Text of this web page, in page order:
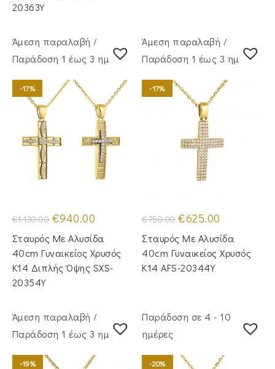
20363Y
Άμεση παραλαβή /
Παράδoση 1 έως 3 ημέρες
-17%
€1,130.00 Original
price
was:
€1,130.00.
€940.00
τιμή
είναι:
€940.00.
Σταυρός Με Αλυσίδα
40cm Γυναικείος Χρυσός
Κ14 Διπλής Όψης SXS-
20354Y
Άμεση παραλαβή /
Παράδoση 1 έως 3 ημέρες
-17%
€750.00 Original
price
was:
€750.00.
€625.00
τιμή
είναι:
€625.00.
Σταυρός Με Αλυσίδα
40cm Γυναικείος Χρυσός
Κ14 AFS-20344Y
Άμεση παραλαβή /
Παράδoση 1 έως 3 ημέρες
-19%
Παράδοση σε 4 - 10
ημέρες
-20%